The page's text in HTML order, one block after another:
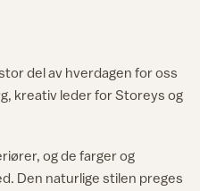
del av hverdagen for oss
kreativ leder for Storeys og
og de farger og
Den naturlige stilen preges